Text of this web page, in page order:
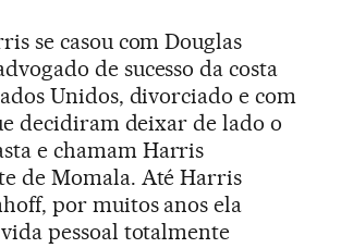
se casou com Douglas
de sucesso da costa
Unidos, divorciado e com
decidiram deixar de lado o
e chamam Harris
de Momala. Até Harris
por muitos anos ela
pessoal totalmente